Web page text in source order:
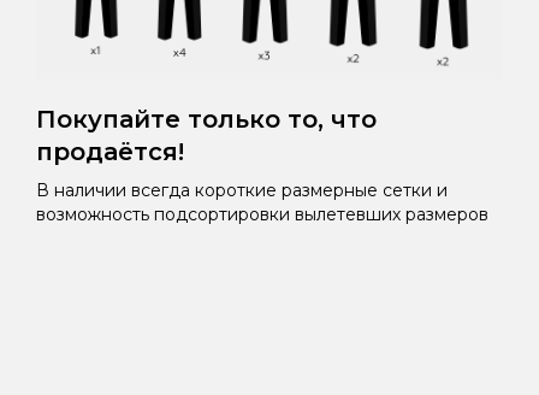
Покупайте только то, что
продаётся!
В наличии всегда короткие размерные сетки и
возможность подсортировки вылетевших размеров